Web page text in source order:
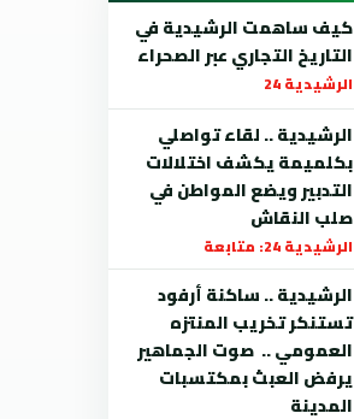
كيف ساهمت الرشيدية في
التاريخ التجاري عبر الصحراء
الرشيدية 24
الرشيدية .. لقاء تواصلي
بكلميمة يكشف اختلالات
التدبير ويضع المواطن في
صلب النقاش
الرشيدية 24: متابعة
الرشيدية .. ساكنة أرفود
تستنكر تخريب المنتزه
العمومي .. صوت الجماهير
يرفض العبث بمكتسبات
المدينة